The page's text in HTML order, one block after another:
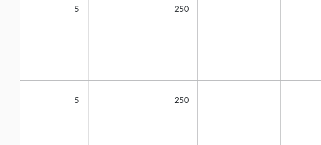
250
5
250
5